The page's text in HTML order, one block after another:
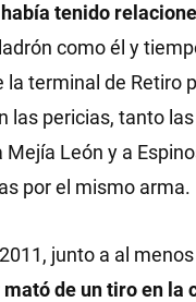
tenido
como él y
la terminal de Retiro
las pericias, tanto
León y a
por el mismo arma.
junto a al
de un tiro en la